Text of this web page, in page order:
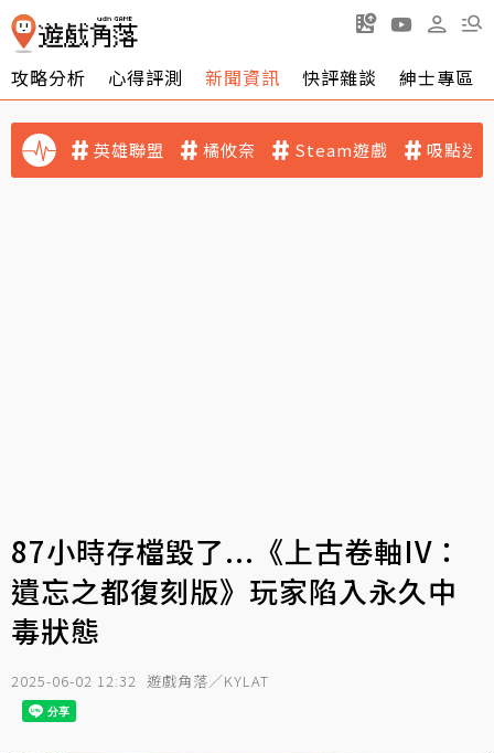
攻略分析 心得評測 新聞資訊 快評雜談 紳士專區
英雄聯盟 橘攸奈 Steam遊戲 吸點迷
87小時存檔毀了...《上古卷軸IV：
遺忘之都復刻版》玩家陷入永久中
毒狀態
2025-06-02 12:32 遊戲角落／KYLAT